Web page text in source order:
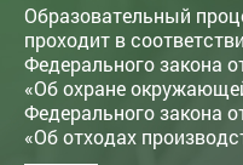
Образовательный
проходит в
Федерального закона
«Об охране
Федерального закона
«Об отходах